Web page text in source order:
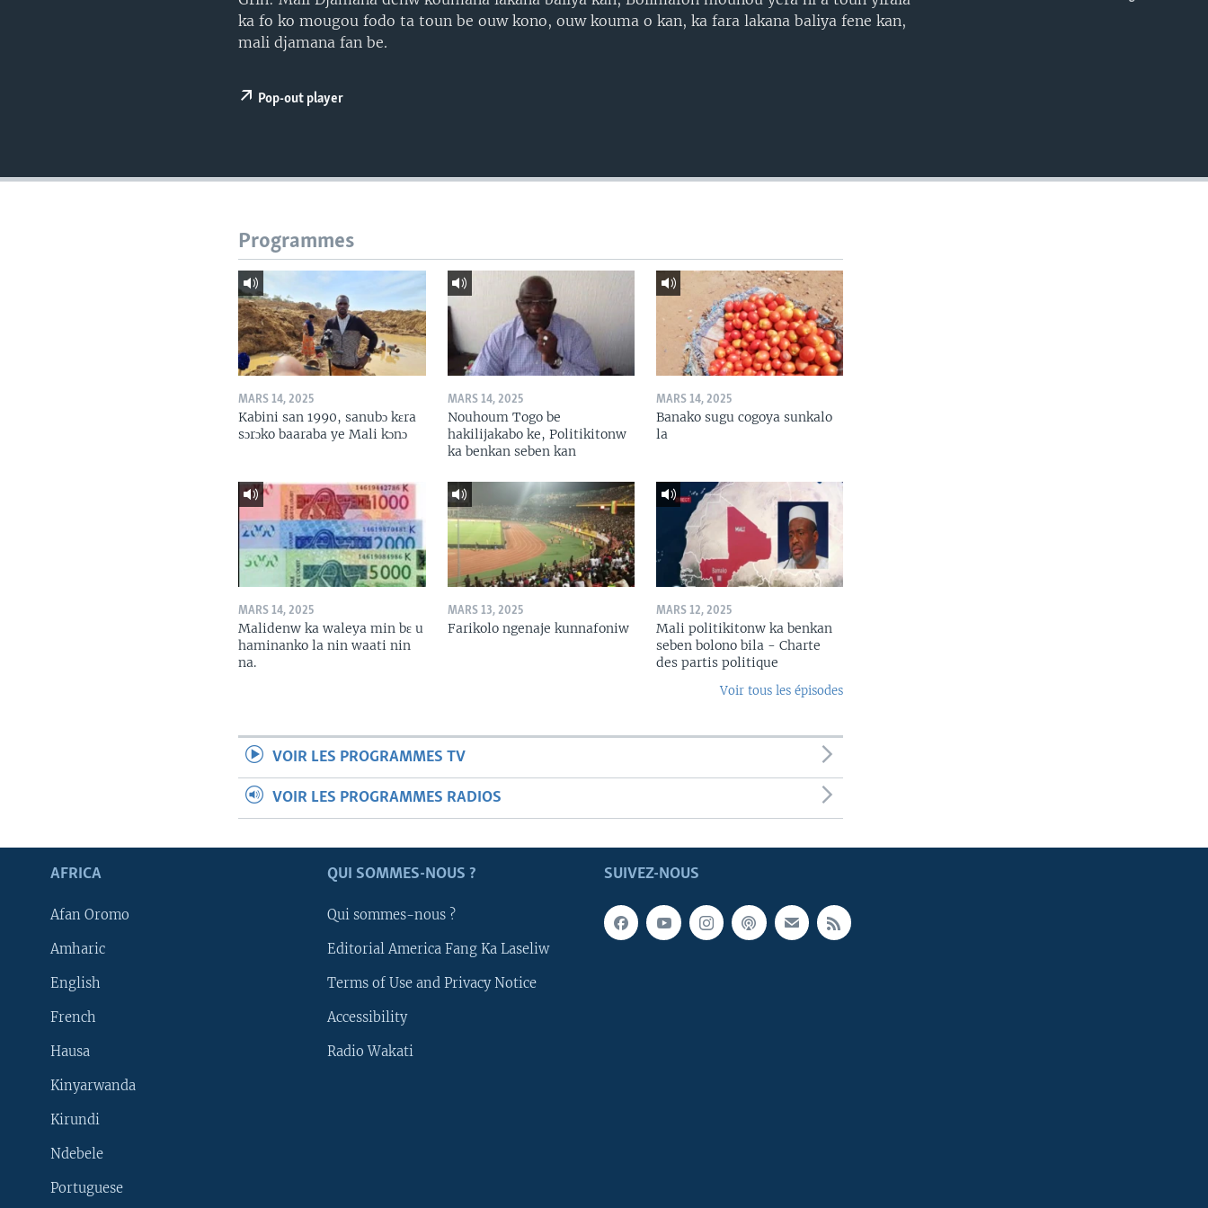
ka fo ko mougou fodo ta toun be ouw kono, ouw kouma o kan, ka fara lakana baliya fene kan,
mali djamana fan be.
Pop-out player
Programmes
MARS 14, 2025
Kabini san 1990, sanubɔ kɛra
sɔrɔko baaraba ye Mali kɔnɔ
MARS 14, 2025
Nouhoum Togo be
hakilijakabo ke, Politikitonw
ka benkan seben kan
MARS 14, 2025
Banako sugu cogoya sunkalo
la
MARS 14, 2025
Malidenw ka waleya min bɛ u
haminanko la nin waati nin
na.
MARS 13, 2025
Farikolo ngenaje kunnafoniw
MARS 12, 2025
Mali politikitonw ka benkan
seben bolono bila - Charte
des partis politique
Voir tous les épisodes
VOIR LES PROGRAMMES TV
VOIR LES PROGRAMMES RADIOS
SUIVEZ-NOUS
AFRICA
Afan Oromo
Amharic
English
French
Hausa
Kinyarwanda
Kirundi
Ndebele
Portuguese
QUI SOMMES-NOUS ?
Qui sommes-nous ?
Editorial America Fang Ka Laseliw
Terms of Use and Privacy Notice
Accessibility
Radio Wakati